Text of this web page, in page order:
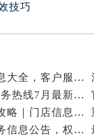
技巧
2026年7月重磅通告｜浪琴合肥官方专柜信息大全，客户服务热线同步更新
攻略升级！2026年浪琴官方专柜深圳客户服务热线7月最新公告
2026年7月浪琴天津专柜官方客户服务电话攻略｜门店信息一网打尽
官方热线｜2026年7月浪琴唐山专柜客户服务信息公告，权威发布